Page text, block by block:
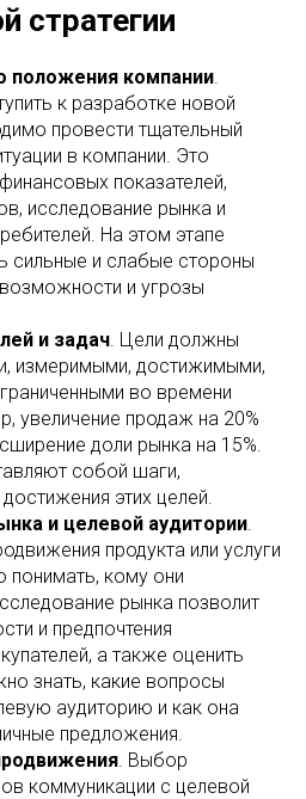
стратегии
положения компании.
к разработке новой
провести тщательный
в компании. Это
показателей,
исследование рынка и
На этом этапе
сильные и слабые стороны
и угрозы
и задач. Цели должны
измеримыми, достижимыми,
во времени
увеличение продаж на 20%
доли рынка на 15%.
собой шаги,
этих целей.
и целевой аудитории.
продукта или услуги
понимать, кому они
рынка позволит
и предпочтения
а также оценить
знать, какие вопросы
аудиторию и как она
предложения.
. Выбор
коммуникации с целевой